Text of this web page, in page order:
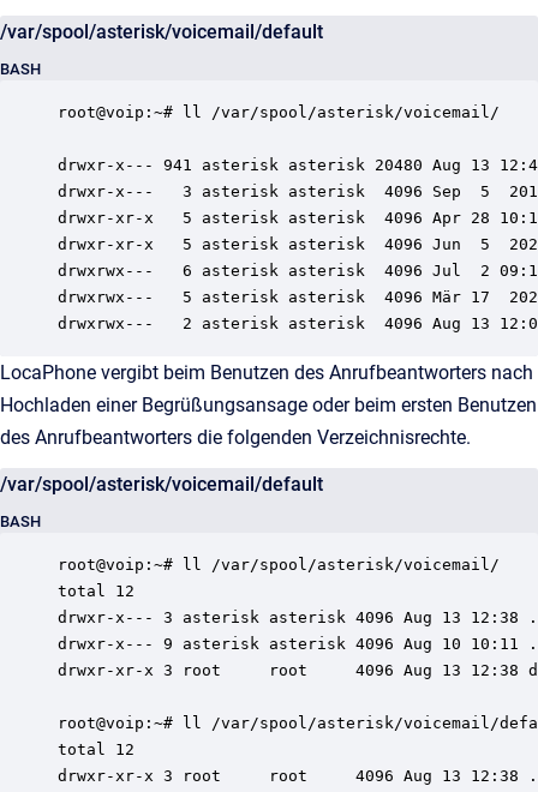
/var/spool/asterisk/voicemail/default
BASH
root@voip:~# ll /var/spool/asterisk/voicemail/
drwxr-x--- 941 asterisk asterisk 20480 Aug 13
drwxr-x---   3 asterisk asterisk  4096 Sep  5
drwxr-xr-x   5 asterisk asterisk  4096 Apr 28
drwxr-xr-x   5 asterisk asterisk  4096 Jun  5
drwxrwx---   6 asterisk asterisk  4096 Jul  2
drwxrwx---   5 asterisk asterisk  4096 Mär 17
LocaPhone vergibt beim Benutzen des Anrufbeantworters nach
Hochladen einer Begrüßungsansage oder beim ersten Benutzen
des Anrufbeantworters die folgenden Verzeichnisrechte.
/var/spool/asterisk/voicemail/default
BASH
root@voip:~# ll /var/spool/asterisk/voicemail/
total 12
drwxr-x--- 3 asterisk asterisk 4096 Aug 13 12:38
drwxr-x--- 9 asterisk asterisk 4096 Aug 10 10:11
drwxr-xr-x 3 root     root     4096 Aug 13 12:38
root@voip:~# ll /var/spool/asterisk/voicemail/
total 12
drwxr-xr-x 3 root     root     4096 Aug 13 12:38